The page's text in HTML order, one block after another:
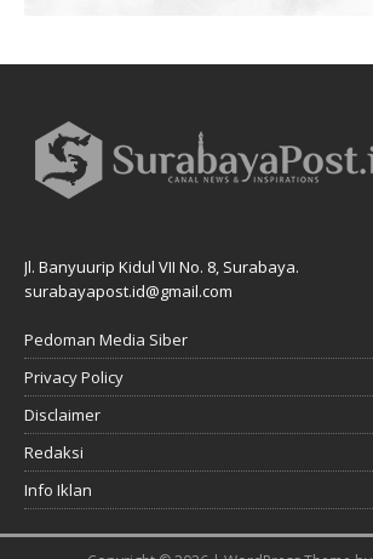
Jl. Banyuurip Kidul VII No. 8, Surabaya.
surabayapost.id@gmail.com
Pedoman Media Siber
Privacy Policy
Disclaimer
Redaksi
Info Iklan